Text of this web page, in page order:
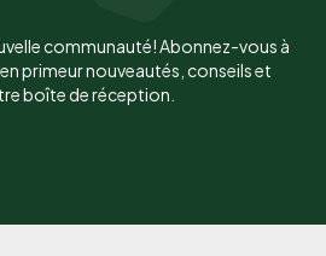
communauté! Abonnez-vous à
primeur nouveautés, conseils et
boîte de réception.